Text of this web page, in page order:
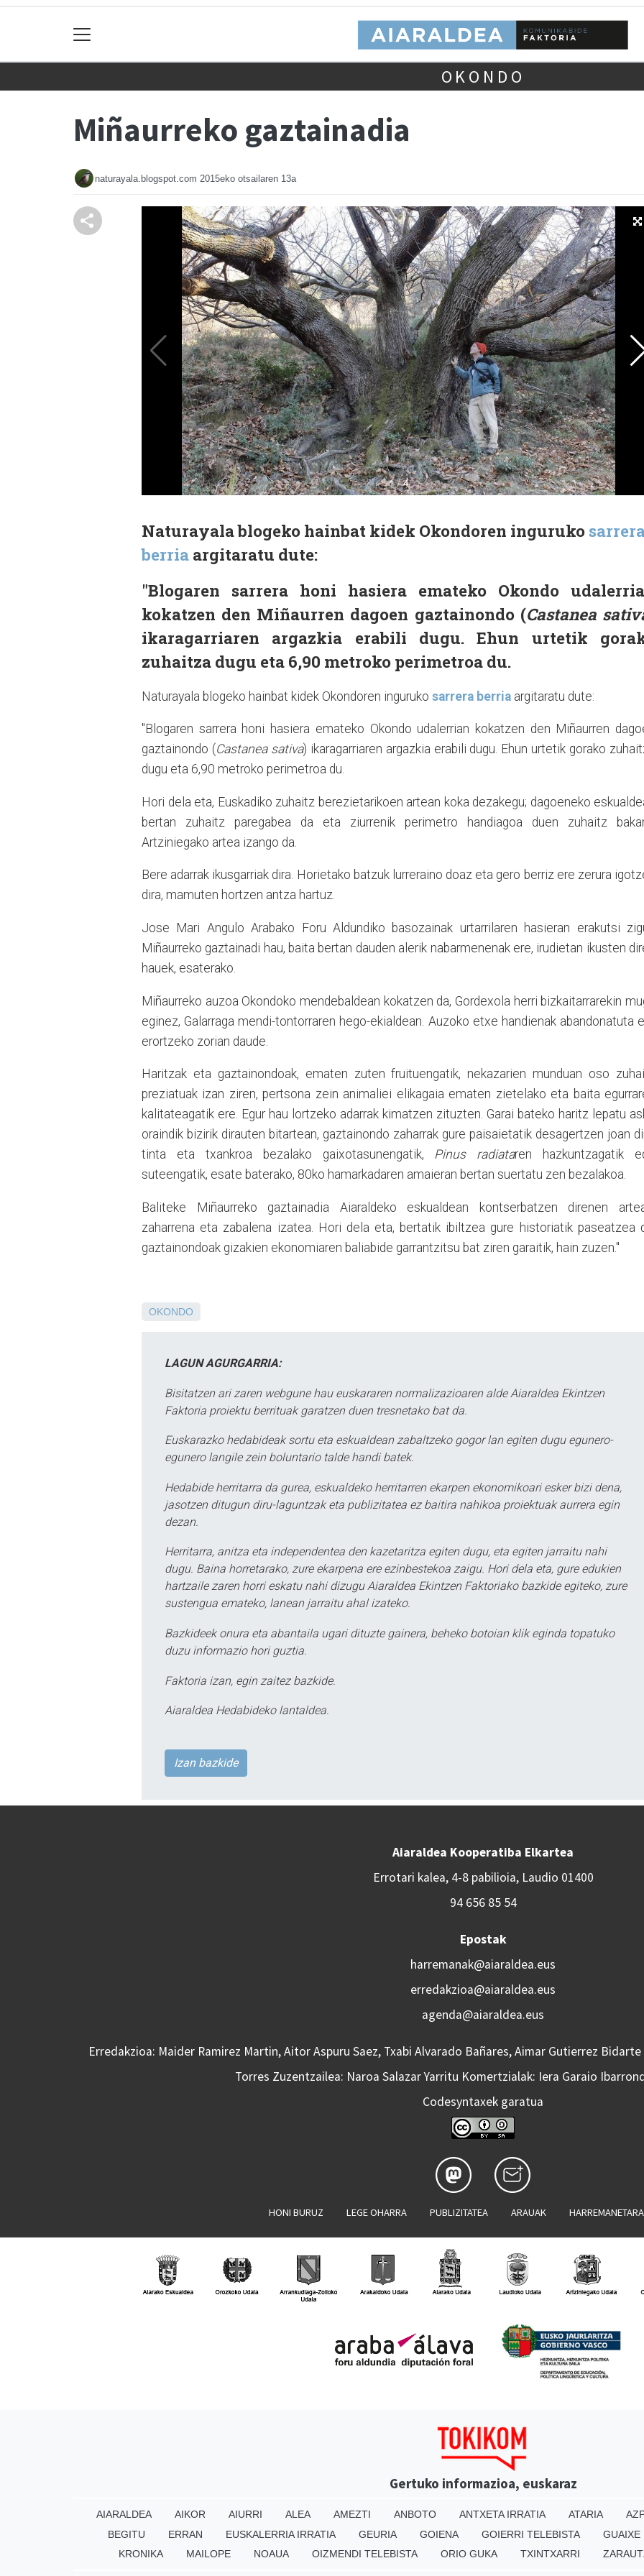
OKONDO
Miñaurreko gaztainadia
naturayala.blogspot.com 2015eko otsailaren 13a
Naturayala blogeko hainbat kidek Okondoren inguruko
berria argitaratu dute:
"Blogaren sarrera honi hasiera emateko Okondo
kokatzen den Miñaurren dagoen gaztainondo (Castanea
ikaragarriaren argazkia erabili dugu. Ehun urtetik
zuhaitza dugu eta 6,90 metroko perimetroa du.
Naturayala blogeko hainbat kidek Okondoren inguruko sarrera berria argitaratu dute:
"Blogaren sarrera honi hasiera emateko Okondo udalerrian kokatzen den Miñaurren
gaztainondo (Castanea sativa) ikaragarriaren argazkia erabili dugu. Ehun urtetik gorako
dugu eta 6,90 metroko perimetroa du.
Hori dela eta, Euskadiko zuhaitz berezietarikoen artean koka dezakegu; dagoeneko
bertan zuhaitz paregabea da eta ziurrenik perimetro handiagoa duen zuhaitz
Artziniegako artea izango da.
Bere adarrak ikusgarriak dira. Horietako batzuk lurreraino doaz eta gero berriz ere zerura
dira, mamuten hortzen antza hartuz.
Jose Mari Angulo Arabako Foru Aldundiko basozainak urtarrilaren hasieran erakutsi
Miñaurreko gaztainadi hau, baita bertan dauden alerik nabarmenenak ere, irudietan ikusten
hauek, esaterako.
Miñaurreko auzoa Okondoko mendebaldean kokatzen da, Gordexola herri bizkaitarrarekin
eginez, Galarraga mendi-tontorraren hego-ekialdean. Auzoko etxe handienak abandonatuta
erortzeko zorian daude.
Haritzak eta gaztainondoak, ematen zuten fruituengatik, nekazarien munduan oso
preziatuak izan ziren, pertsona zein animaliei elikagaia ematen zietelako eta baita
kalitateagatik ere. Egur hau lortzeko adarrak kimatzen zituzten. Garai bateko haritz lepatu
oraindik bizirik dirauten bitartean, gaztainondo zaharrak gure paisaietatik desagertzen joan
tinta eta txankroa bezalako gaixotasunengatik, Pinus radiataren hazkuntzagatik
suteengatik, esate baterako, 80ko hamarkadaren amaieran bertan suertatu zen bezalakoa.
Baliteke Miñaurreko gaztainadia Aiaraldeko eskualdean kontserbatzen direnen
zaharrena eta zabalena izatea. Hori dela eta, bertatik ibiltzea gure historiatik paseatzea
gaztainondoak gizakien ekonomiaren baliabide garrantzitsu bat ziren garaitik, hain zuzen."
OKONDO
LAGUN AGURGARRIA:
Bisitatzen ari zaren webgune hau euskararen normalizazioaren alde Aiaraldea Ekintzen
Faktoria proiektu berrituak garatzen duen tresnetako bat da.
Euskarazko hedabideak sortu eta eskualdean zabaltzeko gogor lan egiten dugu egunero-
egunero langile zein boluntario talde handi batek.
Hedabide herritarra da gurea, eskualdeko herritarren ekarpen ekonomikoari esker bizi dena,
jasotzen ditugun diru-laguntzak eta publizitatea ez baitira nahikoa proiektuak aurrera egin
dezan.
Herritarra, anitza eta independentea den kazetaritza egiten dugu, eta egiten jarraitu nahi
dugu. Baina horretarako, zure ekarpena ere ezinbestekoa zaigu. Hori dela eta, gure edukien
hartzaile zaren horri eskatu nahi dizugu Aiaraldea Ekintzen Faktoriako bazkide egiteko, zure
sustengua emateko, lanean jarraitu ahal izateko.
Bazkideek onura eta abantaila ugari dituzte gainera, beheko botoian klik eginda topatuko
duzu informazio hori guztia.
Faktoria izan, egin zaitez bazkide.
Aiaraldea Hedabideko lantaldea.
Izan bazkide
Aiaraldea Kooperatiba Elkartea
Errotari kalea, 4-8 pabilioia, Laudio 01400
94 656 85 54
Epostak
harremanak@aiaraldea.eus
erredakzioa@aiaraldea.eus
agenda@aiaraldea.eus
Erredakzioa: Maider Ramirez Martin, Aitor Aspuru Saez, Txabi Alvarado Bañares, Aimar Gutierrez
Torres Zuzentzailea: Naroa Salazar Yarritu Komertzialak: Iera Garaio
Codesyntaxek garatua
HONI BURUZ LEGE OHARRA PUBLIZITATEA ARAUAK
Gertuko informazioa, euskaraz
AIARALDEA AIKOR AIURRI ALEA AMEZTI ANBOTO ANTXETA IRRATIA ATARIA
BEGITU
ERRAN EUSKALERRIA IRRATIA GEURIA GOIENA GOIERRI TELEBISTA GUAIXE
KRONIKA
MAILOPE NOAUA OIZMENDI TELEBISTA ORIO GUKA TXINTXARRI